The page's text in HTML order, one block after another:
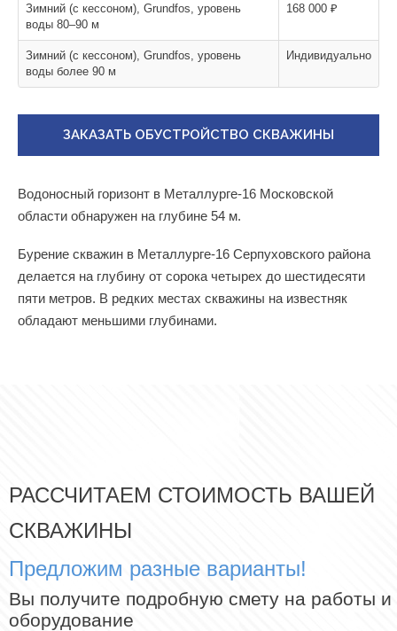
Зимний (с кессоном), Grundfos, уровень
воды 80–90 м
168 000 ₽
Зимний (с кессоном), Grundfos, уровень
воды более 90 м
Индивидуально
ЗАКАЗАТЬ ОБУСТРОЙСТВО СКВАЖИНЫ
Водоносный горизонт в Металлурге-16 Московской
области обнаружен на глубине 54 м.
Бурение скважин в Металлурге-16 Серпуховского района
делается на глубину от сорока четырех до шестидесяти
пяти метров. В редких местах скважины на известняк
обладают меньшими глубинами.
РАССЧИТАЕМ СТОИМОСТЬ ВАШЕЙ
СКВАЖИНЫ
Предложим разные варианты!
Вы получите подробную смету на работы и
оборудование